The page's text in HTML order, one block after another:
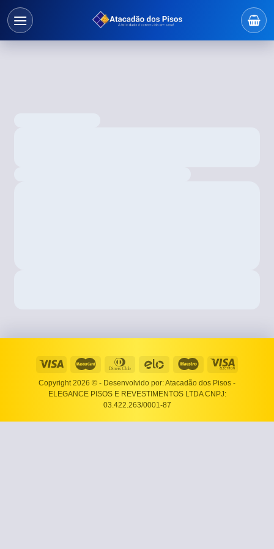
Copyright 2026 © - Desenvolvido por: Atacadão dos Pisos -
ELEGANCE PISOS E REVESTIMENTOS LTDA CNPJ:
03.422.263/0001-87